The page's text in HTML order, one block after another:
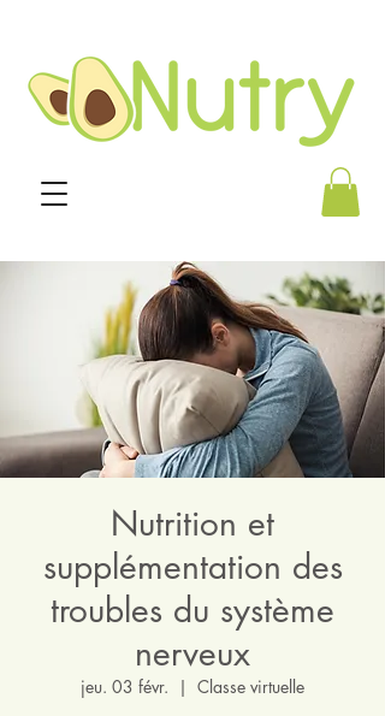
Nutrition et
supplémentation des
troubles du système
nerveux
jeu. 03 févr.
  |
Classe virtuelle